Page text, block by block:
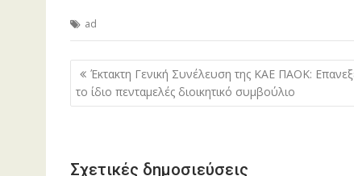
ad
Πλοήγηση
άρθρων
Έκτακτη Γενική Συνέλευση της ΚΑΕ ΠΑΟΚ:
το ίδιο πενταμελές διοικητικό συμβούλιο
Σχετικές δημοσιεύσεις